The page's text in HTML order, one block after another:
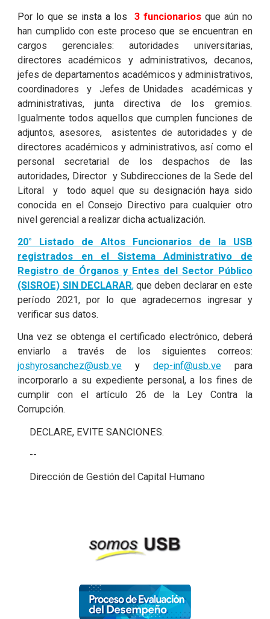
Por lo que se insta a los 3 funcionarios que aún no
han cumplido con este proceso que se encuentran en
cargos gerenciales: autoridades universitarias,
directores académicos y administrativos, decanos,
jefes de departamentos académicos y administrativos,
coordinadores y Jefes de Unidades académicas y
administrativas, junta directiva de los gremios.
Igualmente todos aquellos que cumplen funciones de
adjuntos, asesores, asistentes de autoridades y de
directores académicos y administrativos, así como el
personal secretarial de los despachos de las
autoridades, Director y Subdirecciones de la Sede del
Litoral y todo aquel que su designación haya sido
conocida en el Consejo Directivo para cualquier otro
nivel gerencial a realizar dicha actualización.
20° Listado de Altos Funcionarios de la USB
registrados en el Sistema Administrativo de
Registro de Órganos y Entes del Sector Público
(SISROE) SIN DECLARAR, que deben declarar en este
período 2021, por lo que agradecemos ingresar y
verificar sus datos.
Una vez se obtenga el certificado electrónico, deberá
enviarlo a través de los siguientes correos:
joshyrosanchez@usb.ve y dep-inf@usb.ve
para
incorporarlo a su expediente personal, a los fines de
cumplir con el artículo 26 de la Ley Contra la
Corrupción.
DECLARE, EVITE SANCIONES.
--
Dirección de Gestión del Capital Humano